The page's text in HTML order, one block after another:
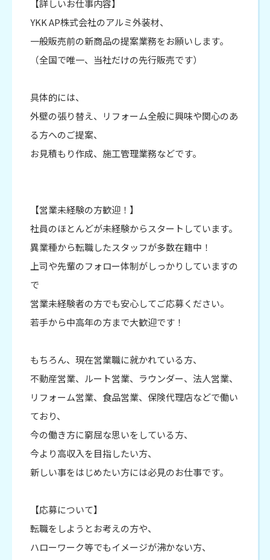
【詳しいお仕事内容】
YKK AP株式会社のアルミ外装材、
一般販売前の新商品の提案業務をお願いします。
（全国で唯一、当社だけの先行販売です）
具体的には、
外壁の張り替え、リフォーム全般に興味や関心のあ
る方へのご提案、
お見積もり作成、施工管理業務などです。
【営業未経験の方歓迎！】
社員のほとんどが未経験からスタートしています。
異業種から転職したスタッフが多数在籍中！
上司や先輩のフォロー体制がしっかりしていますの
で
営業未経験者の方でも安心してご応募ください。
若手から中高年の方まで大歓迎です！
もちろん、現在営業職に就かれている方、
不動産営業、ルート営業、ラウンダー、法人営業、
リフォーム営業、食品営業、保険代理店などで働い
ており、
今の働き方に窮屈な思いをしている方、
今より高収入を目指したい方、
新しい事をはじめたい方には必見のお仕事です。
【応募について】
転職をしようとお考えの方や、
ハローワーク等でもイメージが沸かない方、